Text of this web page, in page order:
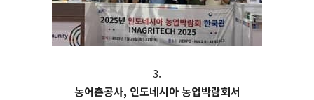
3.
농어촌공사, 인도네시아 농업박람회서